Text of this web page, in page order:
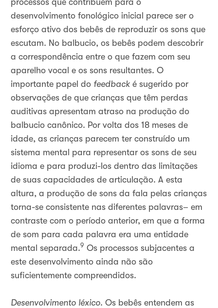
processos que contribuem para o
desenvolvimento fonológico inicial parece ser o
esforço ativo dos bebês de reproduzir os sons que
escutam. No balbucio, os bebês podem descobrir
a correspondência entre o que fazem com seu
aparelho vocal e os sons resultantes. O
importante papel do feedback é sugerido por
observações de que crianças que têm perdas
auditivas apresentam atraso na produção do
balbucio canônico. Por volta dos 18 meses de
idade, as crianças parecem ter construído um
sistema mental para representar os sons de seu
idioma e para produzi-los dentro das limitações
de suas capacidades de articulação. A esta
altura, a produção de sons da fala pelas crianças
torna-se consistente nas diferentes palavras– em
contraste com o período anterior, em que a forma
de som para cada palavra era uma entidade
mental separada.9 Os processos subjacentes a
este desenvolvimento ainda não são
suficientemente compreendidos.
Desenvolvimento léxico. Os bebês entendem as